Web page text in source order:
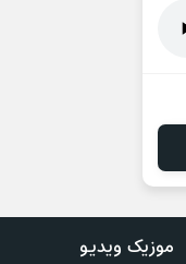
موزیک ویدیو